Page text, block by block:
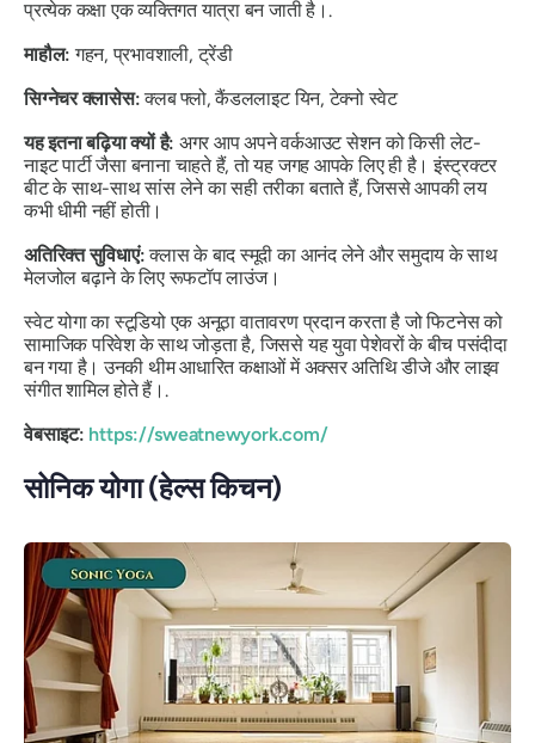
प्रत्येक कक्षा एक व्यक्तिगत यात्रा बन जाती है।.
माहौल: गहन, प्रभावशाली, ट्रेंडी
सिग्नेचर क्लासेस:क्लब फ्लो, कैंडललाइट यिन, टेक्नो स्वेट
यह इतना बढ़िया क्यों है: अगर आप अपने वर्कआउट सेशन को किसी लेट-
नाइट पार्टी जैसा बनाना चाहते हैं, तो यह जगह आपके लिए ही है। इंस्ट्रक्टर
बीट के साथ-साथ सांस लेने का सही तरीका बताते हैं, जिससे आपकी लय
कभी धीमी नहीं होती।
अतिरिक्त सुविधाएं:क्लास के बाद स्मूदी का आनंद लेने और समुदाय के साथ
मेलजोल बढ़ाने के लिए रूफटॉप लाउंज।
स्वेट योगा का स्टूडियो एक अनूठा वातावरण प्रदान करता है जो फिटनेस को
सामाजिक परिवेश के साथ जोड़ता है, जिससे यह युवा पेशेवरों के बीच पसंदीदा
बन गया है। उनकी थीम आधारित कक्षाओं में अक्सर अतिथि डीजे और लाइव
संगीत शामिल होते हैं।.
वेबसाइट: https://sweatnewyork.com/
सोनिक योगा (हेल्स किचन)